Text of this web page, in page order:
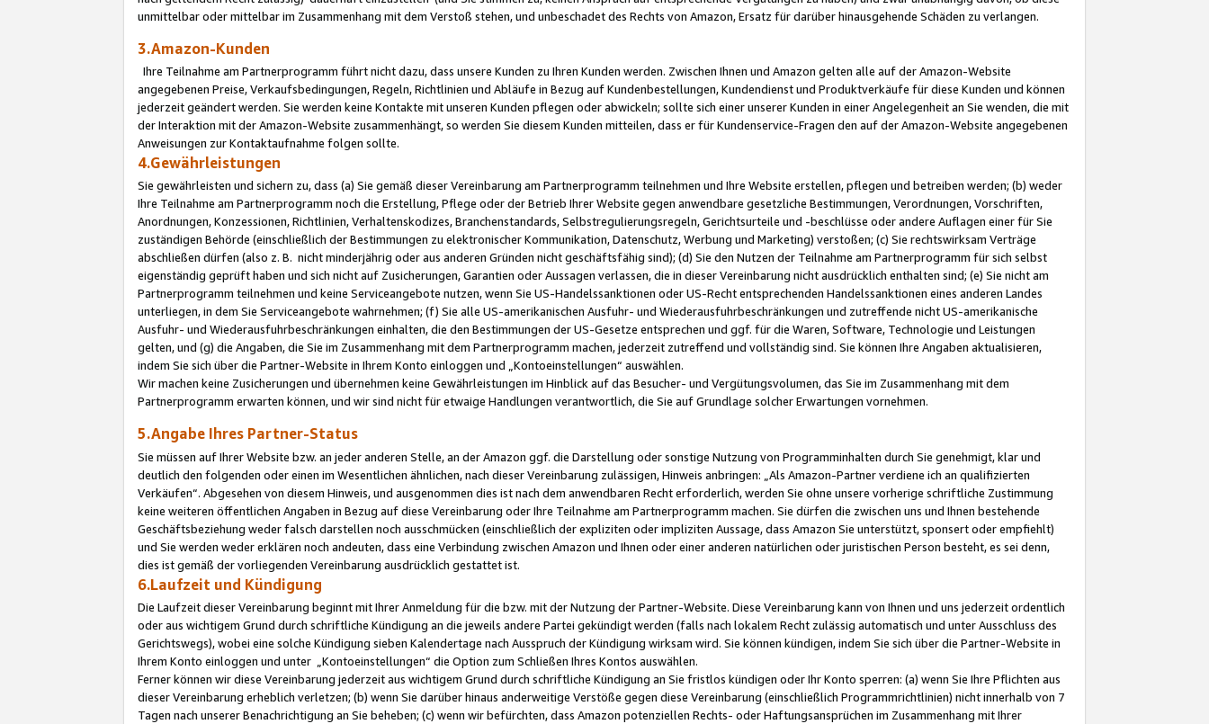
unmittelbar oder mittelbar im Zusammenhang mit dem Verstoß stehen, und unbeschadet des Rechts von Amazon, Ersatz für darüber hinausgehende Schäden zu verlangen.
3.Amazon-Kunden
Ihre Teilnahme am Partnerprogramm führt nicht dazu, dass unsere Kunden zu Ihren Kunden werden. Zwischen Ihnen und Amazon gelten alle auf der Amazon-Website
angegebenen Preise, Verkaufsbedingungen, Regeln, Richtlinien und Abläufe in Bezug auf Kundenbestellungen, Kundendienst und Produktverkäufe für diese Kunden und können
jederzeit geändert werden. Sie werden keine Kontakte mit unseren Kunden pflegen oder abwickeln; sollte sich einer unserer Kunden in einer Angelegenheit an Sie wenden, die mit
der Interaktion mit der Amazon-Website zusammenhängt, so werden Sie diesem Kunden mitteilen, dass er für Kundenservice-Fragen den auf der Amazon-Website angegebenen
Anweisungen zur Kontaktaufnahme folgen sollte.
4.Gewährleistungen
Sie gewährleisten und sichern zu, dass (a) Sie gemäß dieser Vereinbarung am Partnerprogramm teilnehmen und Ihre Website erstellen, pflegen und betreiben werden; (b) weder
Ihre Teilnahme am Partnerprogramm noch die Erstellung, Pflege oder der Betrieb Ihrer Website gegen anwendbare gesetzliche Bestimmungen, Verordnungen, Vorschriften,
Anordnungen, Konzessionen, Richtlinien, Verhaltenskodizes, Branchenstandards, Selbstregulierungsregeln, Gerichtsurteile und -beschlüsse oder andere Auflagen einer für Sie
zuständigen Behörde (einschließlich der Bestimmungen zu elektronischer Kommunikation, Datenschutz, Werbung und Marketing) verstoßen; (c) Sie rechtswirksam Verträge
abschließen dürfen (also z. B. nicht minderjährig oder aus anderen Gründen nicht geschäftsfähig sind); (d) Sie den Nutzen der Teilnahme am Partnerprogramm für sich selbst
eigenständig geprüft haben und sich nicht auf Zusicherungen, Garantien oder Aussagen verlassen, die in dieser Vereinbarung nicht ausdrücklich enthalten sind; (e) Sie nicht am
Partnerprogramm teilnehmen und keine Serviceangebote nutzen, wenn Sie US-Handelssanktionen oder US-Recht entsprechenden Handelssanktionen eines anderen Landes
unterliegen, in dem Sie Serviceangebote wahrnehmen; (f) Sie alle US-amerikanischen Ausfuhr- und Wiederausfuhrbeschränkungen und zutreffende nicht US-amerikanische
Ausfuhr- und Wiederausfuhrbeschränkungen einhalten, die den Bestimmungen der US-Gesetze entsprechen und ggf. für die Waren, Software, Technologie und Leistungen
gelten, und (g) die Angaben, die Sie im Zusammenhang mit dem Partnerprogramm machen, jederzeit zutreffend und vollständig sind. Sie können Ihre Angaben aktualisieren,
indem Sie sich über die Partner-Website in Ihrem Konto einloggen und „Kontoeinstellungen“ auswählen.
Wir machen keine Zusicherungen und übernehmen keine Gewährleistungen im Hinblick auf das Besucher- und Vergütungsvolumen, das Sie im Zusammenhang mit dem
Partnerprogramm erwarten können, und wir sind nicht für etwaige Handlungen verantwortlich, die Sie auf Grundlage solcher Erwartungen vornehmen.
5.Angabe Ihres Partner-Status
Sie müssen auf Ihrer Website bzw. an jeder anderen Stelle, an der Amazon ggf. die Darstellung oder sonstige Nutzung von Programminhalten durch Sie genehmigt, klar und
deutlich den folgenden oder einen im Wesentlichen ähnlichen, nach dieser Vereinbarung zulässigen, Hinweis anbringen: „Als Amazon-Partner verdiene ich an qualifizierten
Verkäufen“. Abgesehen von diesem Hinweis, und ausgenommen dies ist nach dem anwendbaren Recht erforderlich, werden Sie ohne unsere vorherige schriftliche Zustimmung
keine weiteren öffentlichen Angaben in Bezug auf diese Vereinbarung oder Ihre Teilnahme am Partnerprogramm machen. Sie dürfen die zwischen uns und Ihnen bestehende
Geschäftsbeziehung weder falsch darstellen noch ausschmücken (einschließlich der expliziten oder impliziten Aussage, dass Amazon Sie unterstützt, sponsert oder empfiehlt)
und Sie werden weder erklären noch andeuten, dass eine Verbindung zwischen Amazon und Ihnen oder einer anderen natürlichen oder juristischen Person besteht, es sei denn,
dies ist gemäß der vorliegenden Vereinbarung ausdrücklich gestattet ist.
6.Laufzeit und Kündigung
Die Laufzeit dieser Vereinbarung beginnt mit Ihrer Anmeldung für die bzw. mit der Nutzung der Partner-Website. Diese Vereinbarung kann von Ihnen und uns jederzeit ordentlich
oder aus wichtigem Grund durch schriftliche Kündigung an die jeweils andere Partei gekündigt werden (falls nach lokalem Recht zulässig automatisch und unter Ausschluss des
Gerichtswegs), wobei eine solche Kündigung sieben Kalendertage nach Ausspruch der Kündigung wirksam wird. Sie können kündigen, indem Sie sich über die Partner-Website in
Ihrem Konto einloggen und unter „Kontoeinstellungen“ die Option zum Schließen Ihres Kontos auswählen.
Ferner können wir diese Vereinbarung jederzeit aus wichtigem Grund durch schriftliche Kündigung an Sie fristlos kündigen oder Ihr Konto sperren: (a) wenn Sie Ihre Pflichten aus
dieser Vereinbarung erheblich verletzen; (b) wenn Sie darüber hinaus anderweitige Verstöße gegen diese Vereinbarung (einschließlich Programmrichtlinien) nicht innerhalb von 7
Tagen nach unserer Benachrichtigung an Sie beheben; (c) wenn wir befürchten, dass Amazon potenziellen Rechts- oder Haftungsansprüchen im Zusammenhang mit Ihrer